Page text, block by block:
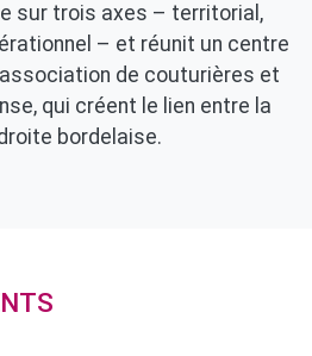
sur trois axes – territorial,
– et réunit un centre
association de couturières et
qui créent le lien entre la
bordelaise.